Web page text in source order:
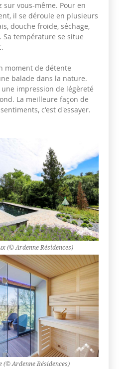
sur vous-même. Pour en
il se déroule en plusieurs
douche froide, séchage,
Sa température se situe
moment de détente
balade dans la nature.
impression de légèreté
La meilleure façon de
c'est d'essayer.
(© Ardenne Résidences)
(© Ardenne Résidences)